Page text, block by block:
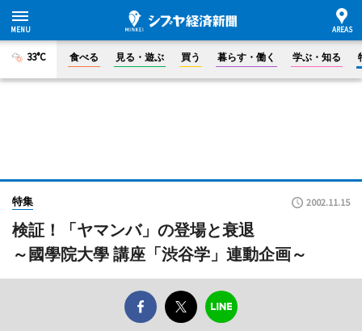
33°C 食べる 見る・遊ぶ 買う 暮らす・働く 学ぶ・知る
特集 2002.11.15
検証！「ヤマンバ」の登場と衰退
～國學院大學 講座「渋谷学」連動企画～